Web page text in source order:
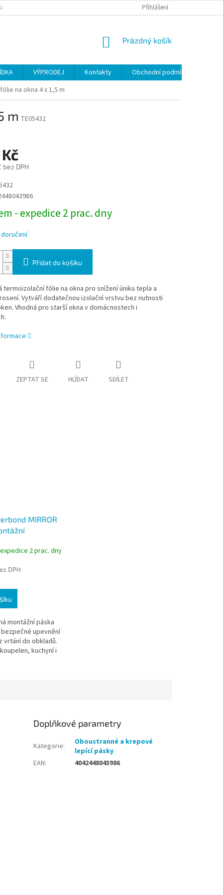
OSOBNÍCH ÚDAJŮ Přihlášení
NÁKUPNÍ
Prázdný košík
VÝPRODEJ Kontakty
Obchodní podmínky
na okna 4 x 1,5 m
m TE05432
bez DPH
- expedice 2 prac. dny
Přidat do košíku
termoizolační fólie na okna pro snížení úniku tepla a
Vytváří dodatečnou izolační vrstvu bez nutnosti
Vhodná pro starší okna v domácnostech i
ZEPTAT SE HLÍDAT SDÍLET
MIRROR
19 mm x 1,5
2 prac. dny
DPH
montážní páska
upevnění
vrtání do obkladů.
kuchyní i
Doplňkové parametry
Kategorie:
Oboustranné a krepové
lepící pásky
EAN: 4042448043986